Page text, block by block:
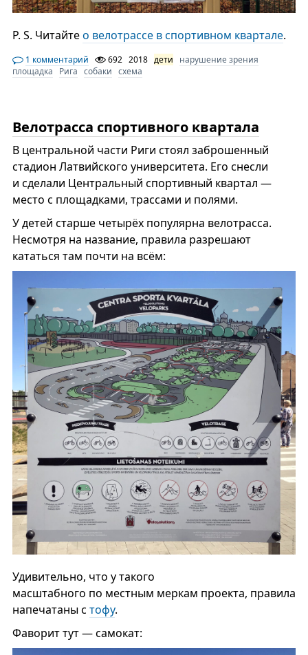
P. S. Читайтео велотрассе в спортивном квартале.
1 комментарий 692 2018 дети
нарушение зрения
площадка
Рига собаки схема
Велотрасса спортивного квартала
В центральной части Риги стоял заброшенный
стадион Латвийского университета. Его снесли
и сделали Центральный спортивный квартал —
место с площадками, трассами и полями.
У детей старше четырёх популярна велотрасса.
Несмотря на название, правила разрешают
кататься там почти на всём:
Удивительно, что у такого
масштабного по местным меркам проекта, правила
напечатаны с тофу.
Фаворит тут — самокат: